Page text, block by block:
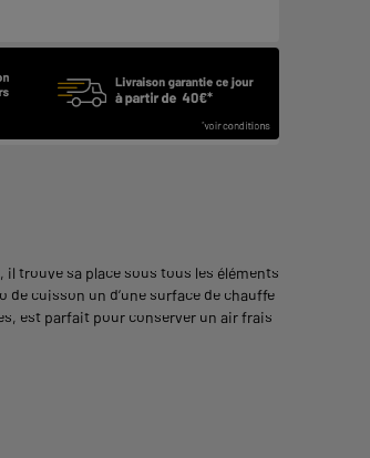
trouve sa place sous tous les éléments
de cuisson un d’une surface de chauffe
est parfait pour conserver un air frais